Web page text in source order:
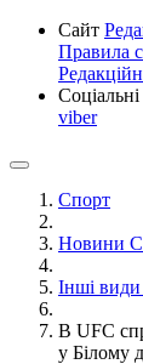
Сайт
Правила
viber
Спорт
Новини
Інші
В UFC
у Білому